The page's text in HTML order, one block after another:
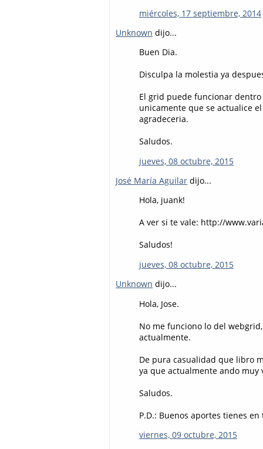
miércoles, 17 septiembre, 2014
Unknown dijo...
Buen Dia.
Disculpa la molestia ya
El grid puede funcionar
unicamente que se actualice
agradeceria.
Saludos.
jueves, 08 octubre, 2015
José María Aguilar dijo...
Hola, juank!
A ver si te vale: http://
Saludos!
jueves, 08 octubre, 2015
Unknown dijo...
Hola, Jose.
No me funciono lo del
actualmente.
De pura casualidad que libro
ya que actualmente ando muy
Saludos.
P.D.: Buenos aportes tienes
viernes, 09 octubre, 2015